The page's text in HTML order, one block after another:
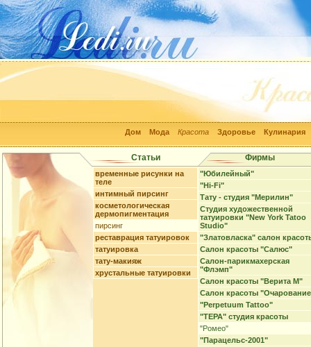
Дом Мода Красота Здоровье Кулинария
Статьи Фирмы
временные рисунки на
теле
интимный пирсинг
косметологическая
дермопигментация
пирсинг
реставрация татуировок
татуировка
тату-макияж
хрустальные татуировки
"Юбилейный"
"Hi-Fi"
Тату - студия "Мерилин"
Студия художественной
татуировки "New York Tatoo
Studio"
"Златовласка" салон
Салон красоты "Салюс"
Салон-парикмахерская
"Флэмп"
Салон красоты "Верита М"
Салон красоты
"Perpetuum Tattoo"
"ТЕРА" студия красоты
"Ромео"
"Парацельс-2001"